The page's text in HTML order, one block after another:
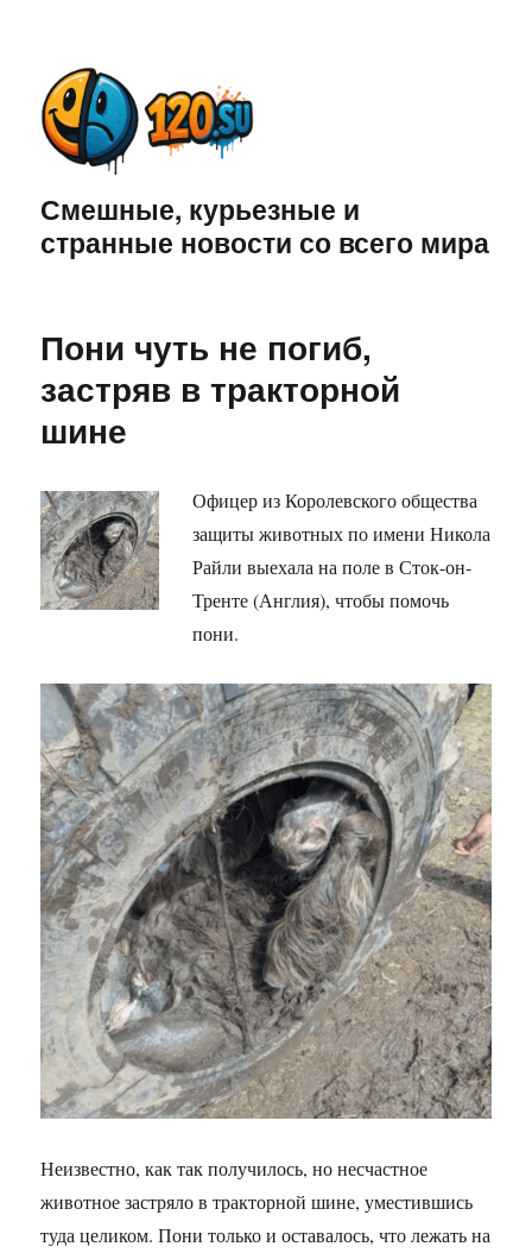
Смешные, курьезные и
странные новости со всего мира
Пони чуть не погиб,
застряв в тракторной
шине
Офицер из Королевского общества
защиты животных по имени Никола
Райли выехала на поле в Сток-он-
Тренте (Англия), чтобы помочь
пони.
Неизвестно, как так получилось, но несчастное
животное застряло в тракторной шине, уместившись
туда целиком. Пони только и оставалось, что лежать на